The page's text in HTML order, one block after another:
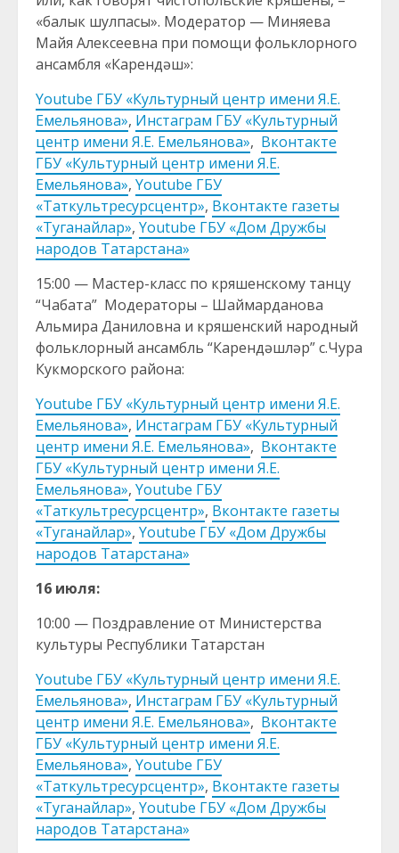
«балык шулпасы». Модератор — Миняева
Майя Алексеевна при помощи фольклорного
ансамбля «Карендәш»:
Youtube ГБУ «Культурный центр имени Я.Е.
Емельянова», Инстаграм ГБУ «Культурный
центр имени Я.Е. Емельянова», Вконтакте
ГБУ «Культурный центр имени Я.Е.
Емельянова», Youtube ГБУ
«Таткультресурсцентр», Вконтакте газеты
«Туганайлар», Youtube ГБУ «Дом Дружбы
народов Татарстана»
15:00 — Мастер-класс по кряшенскому танцу
“Чабата” Модераторы – Шаймарданова
Альмира Даниловна и кряшенский народный
фольклорный ансамбль “Карендәшләр” с.Чура
Кукморского района:
Youtube ГБУ «Культурный центр имени Я.Е.
Емельянова», Инстаграм ГБУ «Культурный
центр имени Я.Е. Емельянова», Вконтакте
ГБУ «Культурный центр имени Я.Е.
Емельянова», Youtube ГБУ
«Таткультресурсцентр», Вконтакте газеты
«Туганайлар», Youtube ГБУ «Дом Дружбы
народов Татарстана»
16 июля:
10:00 — Поздравление от Министерства
культуры Республики Татарстан
Youtube ГБУ «Культурный центр имени Я.Е.
Емельянова», Инстаграм ГБУ «Культурный
центр имени Я.Е. Емельянова», Вконтакте
ГБУ «Культурный центр имени Я.Е.
Емельянова», Youtube ГБУ
«Таткультресурсцентр», Вконтакте газеты
«Туганайлар», Youtube ГБУ «Дом Дружбы
народов Татарстана»